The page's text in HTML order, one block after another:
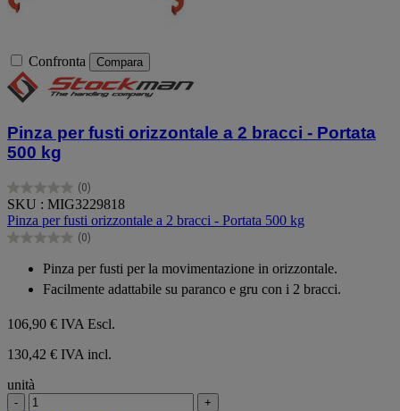
Confronta Compara
Pinza per fusti orizzontale a 2 bracci - Portata
500 kg
(0)
0.0
su
5
stelle.
SKU : MIG3229818
Pinza per fusti orizzontale a 2 bracci - Portata 500 kg
(0)
0.0
stelle.
Pinza per fusti per la movimentazione in orizzontale.
Facilmente adattabile su paranco e gru con i 2 bracci.
106,90 € IVA Escl.
130,42 € IVA incl.
unità
- +